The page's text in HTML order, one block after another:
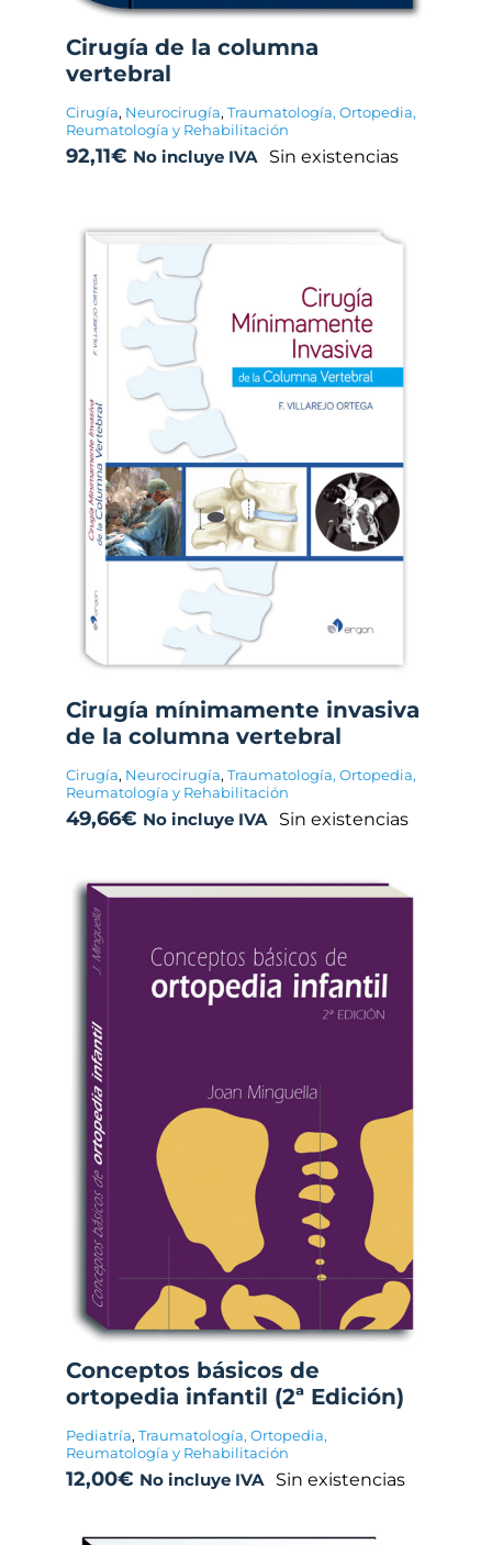
Cirugía de la columna
vertebral
Cirugía, Neurocirugía, Traumatología, Ortopedia,
Reumatología y Rehabilitación
92,11€ No incluye IVA Sin existencias
Cirugía mínimamente invasiva
de la columna vertebral
Cirugía, Neurocirugía, Traumatología, Ortopedia,
Reumatología y Rehabilitación
49,66€ No incluye IVA Sin existencias
Conceptos básicos de
ortopedia infantil (2ª Edición)
Pediatría, Traumatología, Ortopedia,
Reumatología y Rehabilitación
12,00€ No incluye IVA Sin existencias